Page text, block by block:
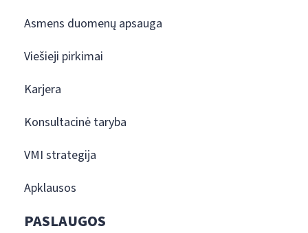
Asmens duomenų apsauga
Viešieji pirkimai
Karjera
Konsultacinė taryba
VMI strategija
Apklausos
PASLAUGOS